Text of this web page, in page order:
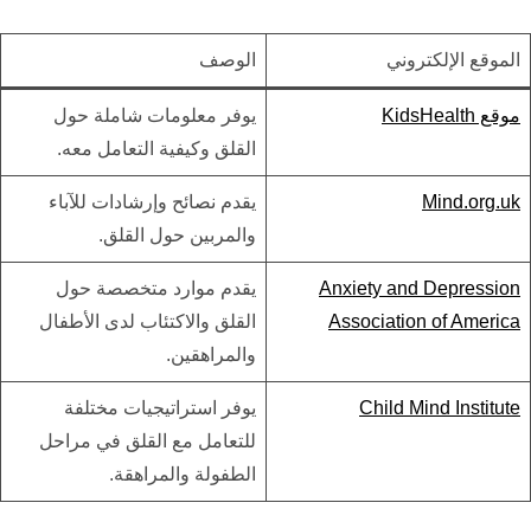
الموقع الإلكتروني الوصف
موقع KidsHealth
يوفر معلومات شاملة حول
القلق وكيفية التعامل معه.
Mind.org.uk
يقدم نصائح وإرشادات للآباء
والمربين حول القلق.
Anxiety and Depression
Association of America
يقدم موارد متخصصة حول
القلق والاكتئاب لدى الأطفال
والمراهقين.
Child Mind Institute
يوفر استراتيجيات مختلفة
للتعامل مع القلق في مراحل
الطفولة والمراهقة.